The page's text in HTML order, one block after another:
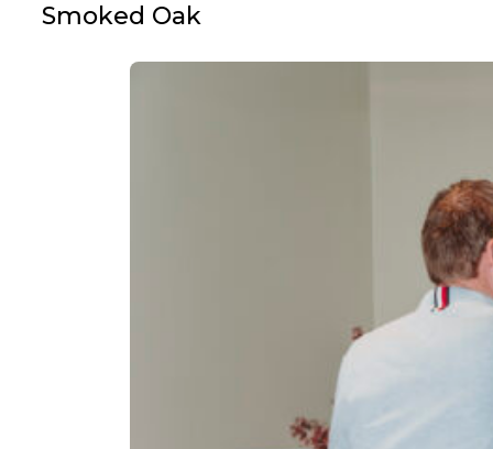
Smoked Oak